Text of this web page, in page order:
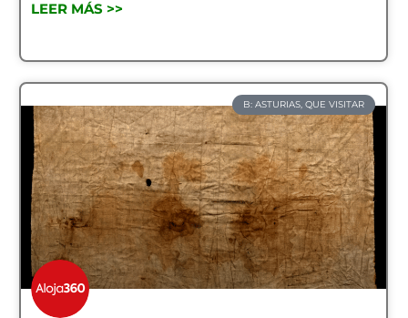
LEER MÁS >>
B: ASTURIAS, QUE VISITAR